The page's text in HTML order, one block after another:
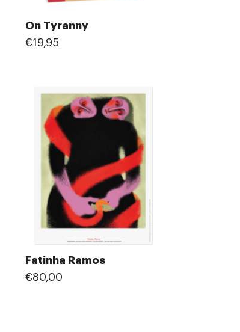
On Tyranny
€19,95
Fatinha Ramos
€80,00